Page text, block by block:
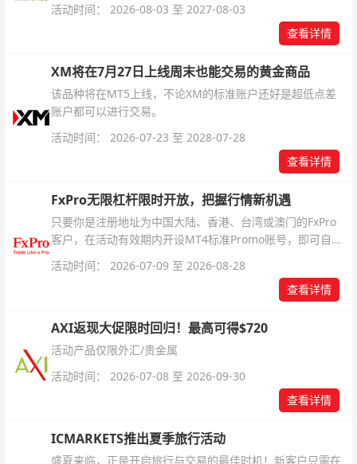
杆配置、支持软件及交易细则。
活动时间： 2026-08-03 至 2027-08-03
查看详情
XM将在7月27日上线周末也能交易的黄金商品
该品种将在MT5上线，不论XM的标准账户还好是超低点差
账户都可以进行交易。
活动时间： 2026-07-23 至 2028-07-28
查看详情
FxPro无限杠杆限时开放，把握行情新机遇
只要你是注册地址为中国大陆、香港、台湾或澳门的FxPro
客户，在活动有效期内开设MT4标准Promo账号，即可自动
活动时间： 2026-07-09 至 2026-08-28
查看详情
AXI返现大促限时回归！最高可得$720
活动产品仅限外汇/贵金属
活动时间： 2026-07-08 至 2026-09-30
查看详情
ICMARKETS推出夏季旅行活动
盛夏来临，正是开启旅行与交易的最佳时机！新客户只需在